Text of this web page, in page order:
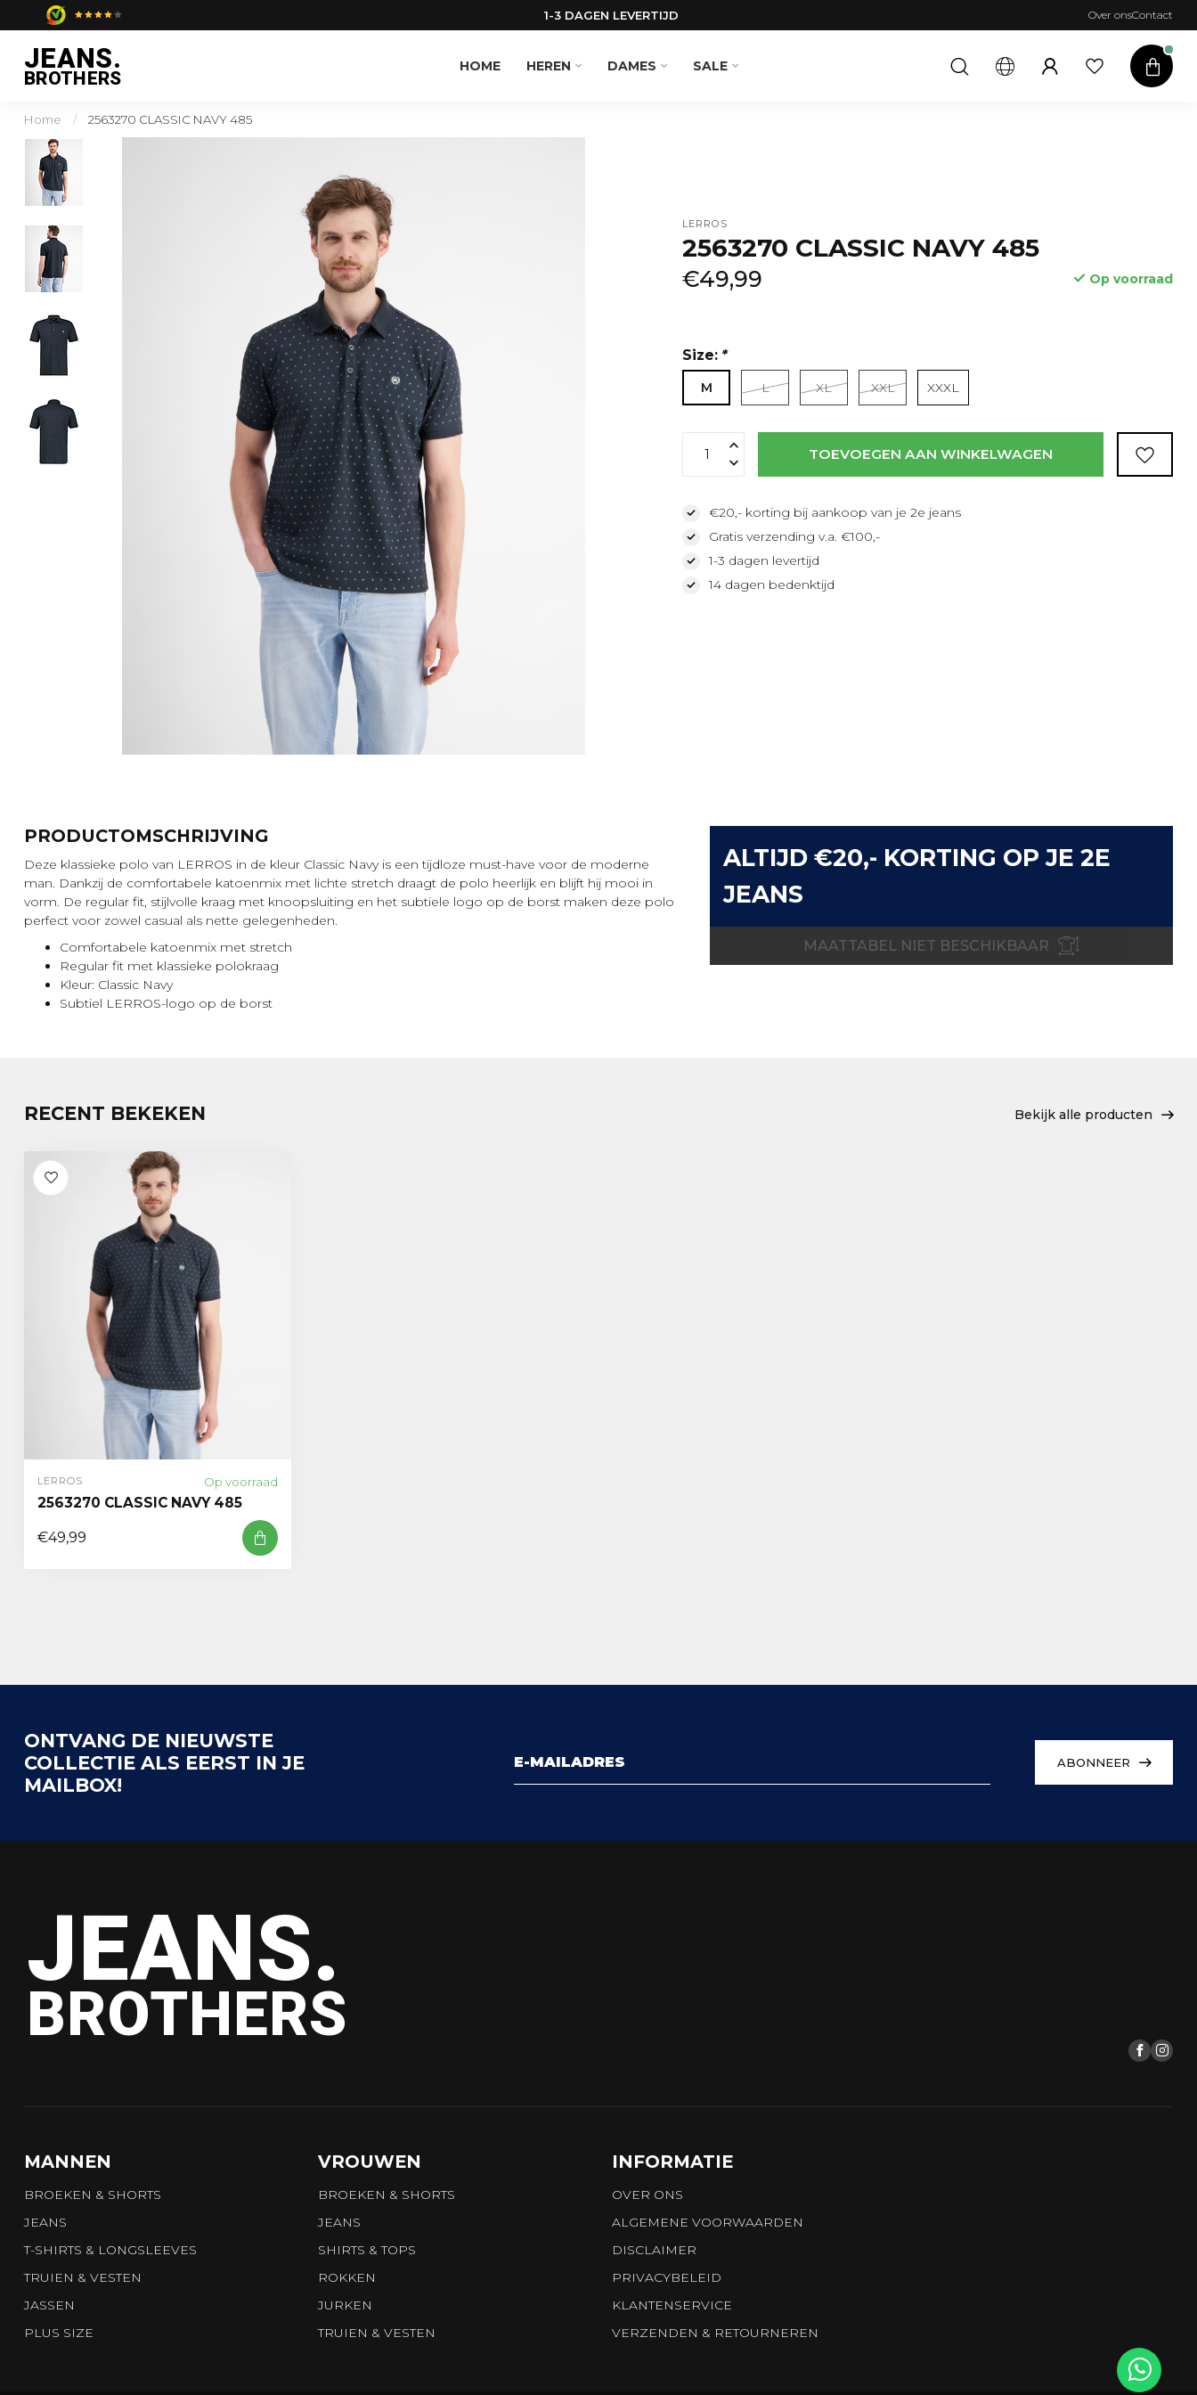
3 DAGEN LEVERTIJD Over onsContact
JEANS.
BROTHERS HOME HEREN DAMES SALE
Home / 2563270 CLASSIC NAVY 485
LERROS
2563270 CLASSIC NAVY 485
€49,99 Op voorraad
Lees meer
Size: *
M L XL XXL XXXL
TOEVOEGEN AAN WINKELWAGEN
€20,- korting bij aankoop van je 2e jeans
Gratis verzending v.a. €100,-
1-3 dagen levertijd
14 dagen bedenktijd
PRODUCTOMSCHRIJVING
Deze klassieke polo van LERROS in de kleur Classic Navy is een tijdloze must-have voor de moderne
man. Dankzij de comfortabele katoenmix met lichte stretch draagt de polo heerlijk en blijft hij mooi in
vorm. De regular fit, stijlvolle kraag met knoopsluiting en het subtiele logo op de borst maken deze polo
perfect voor zowel casual als nette gelegenheden.
Comfortabele katoenmix met stretch
Regular fit met klassieke polokraag
Kleur: Classic Navy
Subtiel LERROS-logo op de borst
ALTIJD €20,- KORTING OP JE 2E
JEANS
MAATTABEL NIET BESCHIKBAAR
RECENT BEKEKEN Bekijk alle producten
LERROS Op voorraad
2563270 CLASSIC NAVY 485
€49,99
ONTVANG DE NIEUWSTE
COLLECTIE ALS EERST IN JE
MAILBOX!
ABONNEER
JEANS.
BROTHERS
MANNEN
BROEKEN & SHORTS
JEANS
T-SHIRTS & LONGSLEEVES
TRUIEN & VESTEN
JASSEN
PLUS SIZE
VROUWEN
BROEKEN & SHORTS
JEANS
SHIRTS & TOPS
ROKKEN
JURKEN
TRUIEN & VESTEN
INFORMATIE
OVER ONS
ALGEMENE VOORWAARDEN
DISCLAIMER
PRIVACYBELEID
KLANTENSERVICE
VERZENDEN & RETOURNEREN